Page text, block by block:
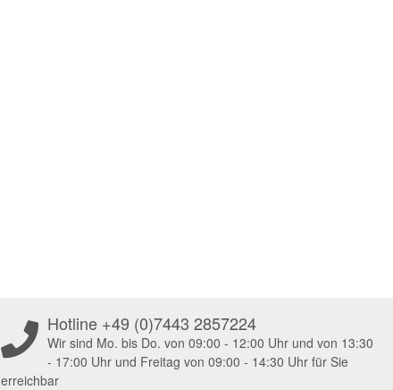
Hotline +49 (0)7443 2857224
Wir sind Mo. bis Do. von 09:00 - 12:00 Uhr und von 13:30
- 17:00 Uhr und Freitag von 09:00 - 14:30 Uhr für Sie
erreichbar